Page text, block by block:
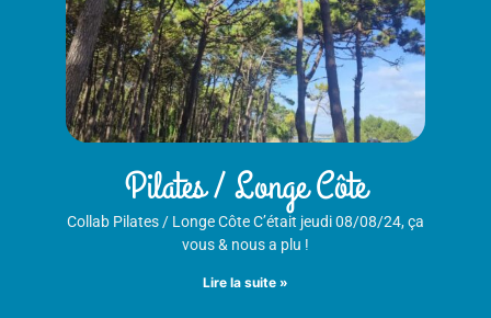
Pilates / Longe Côte
Collab Pilates / Longe Côte C’était jeudi 08/08/24, ça
vous & nous a plu !
Lire la suite »